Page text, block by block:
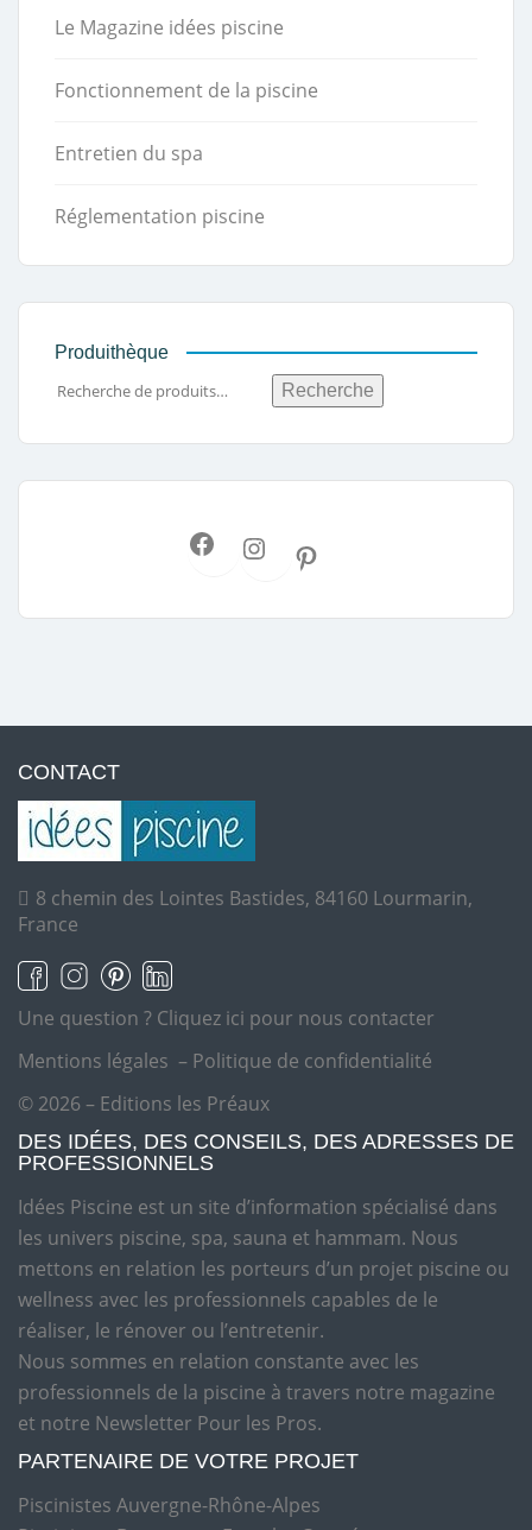
Le Magazine idées piscine
Fonctionnement de la piscine
Entretien du spa
Réglementation piscine
Produithèque
Recherche
CONTACT
8 chemin des Lointes Bastides, 84160 Lourmarin,
France
Une question ? Cliquez ici pour nous contacter
Mentions légales – Politique de confidentialité
© 2026 – Editions les Préaux
DES IDÉES, DES CONSEILS, DES ADRESSES DE
PROFESSIONNELS
Idées Piscine est un site d’information spécialisé dans
les univers piscine, spa, sauna et hammam. Nous
mettons en relation les porteurs d’un projet piscine ou
wellness avec les professionnels capables de le
réaliser, le rénover ou l’entretenir.
Nous sommes en relation constante avec les
professionnels de la piscine à travers notre magazine
et notre Newsletter Pour les Pros.
PARTENAIRE DE VOTRE PROJET
Piscinistes Auvergne-Rhône-Alpes